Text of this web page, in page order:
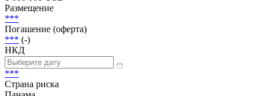
Статус
В обращении
Объем
1 000 000 USD
Размещение
***
Погашение (оферта)
***
НКД